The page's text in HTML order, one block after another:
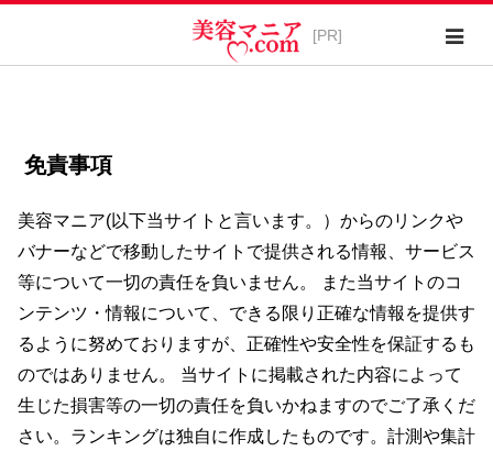
免責事項
美容マニア(以下当サイトと言います。）からのリンクや
バナーなどで移動したサイトで提供される情報、サービス
等について一切の責任を負いません。 また当サイトのコ
ンテンツ・情報について、できる限り正確な情報を提供す
るように努めておりますが、正確性や安全性を保証するも
のではありません。 当サイトに掲載された内容によって
生じた損害等の一切の責任を負いかねますのでご了承くだ
さい。ランキングは独自に作成したものです。計測や集計